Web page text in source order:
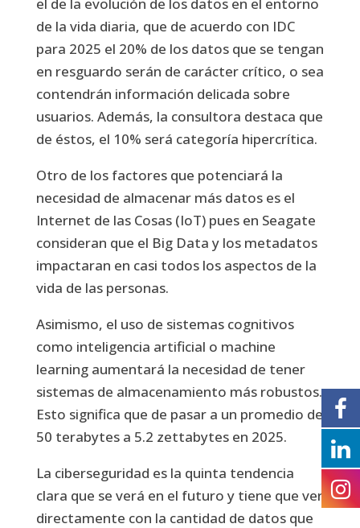
de la vida diaria, que de acuerdo con IDC
para 2025 el 20% de los datos que se tengan
en resguardo serán de carácter crítico, o sea
contendrán información delicada sobre
usuarios. Además, la consultora destaca que
de éstos, el 10% será categoría hipercrítica.
Otro de los factores que potenciará la
necesidad de almacenar más datos es el
Internet de las Cosas (IoT) pues en Seagate
consideran que el Big Data y los metadatos
impactaran en casi todos los aspectos de la
vida de las personas.
Asimismo, el uso de sistemas cognitivos
como inteligencia artificial o machine
learning aumentará la necesidad de tener
sistemas de almacenamiento más robustos.
Esto significa que de pasar a un promedio de
50 terabytes a 5.2 zettabytes en 2025.
La ciberseguridad es la quinta tendencia
clara que se verá en el futuro y tiene que ver
directamente con la cantidad de datos que